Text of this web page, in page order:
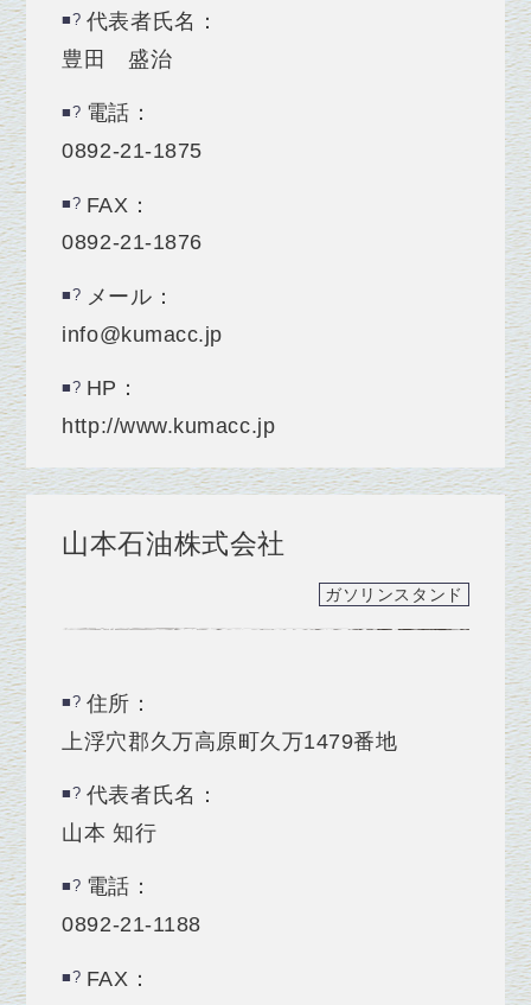
代表者氏名：
豊田 盛治
電話：
0892-21-1875
FAX：
0892-21-1876
メール：
info@kumacc.jp
HP：
http://www.kumacc.jp
山本石油株式会社
ガソリンスタンド
住所：
上浮穴郡久万高原町久万1479番地
代表者氏名：
山本 知行
電話：
0892-21-1188
FAX：